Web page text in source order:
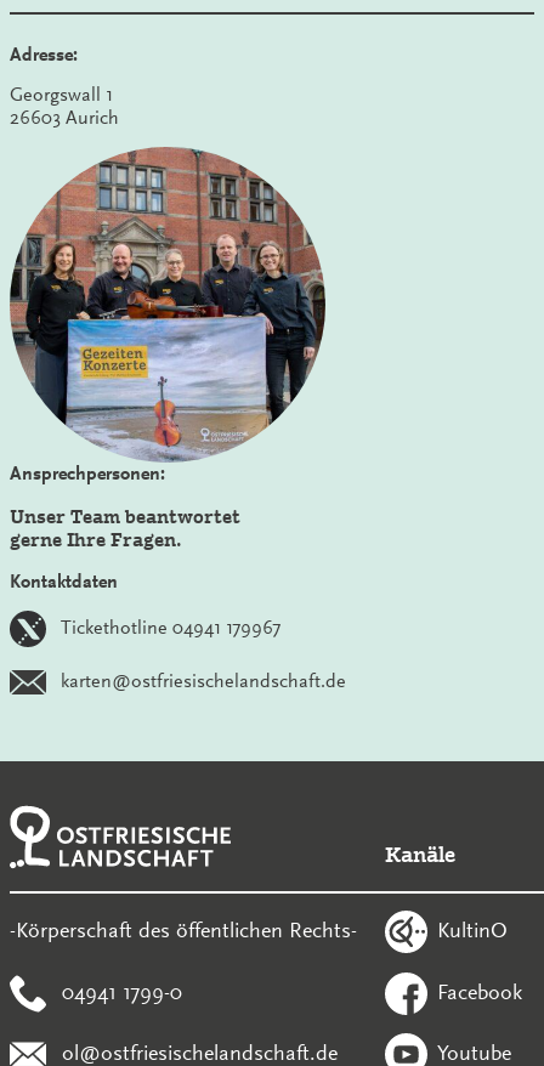
Adresse:
Georgswall 1
26603 Aurich
Ansprechpersonen:
Unser Team beantwortet
gerne Ihre Fragen.
Kontaktdaten
Tickethotline 04941 179967
karten@ostfriesischelandschaft.de
-Körperschaft des öffentlichen Rechts-
04941 1799-0
ol@ostfriesischelandschaft.de
Kanäle
KultinO
Facebook
Youtube